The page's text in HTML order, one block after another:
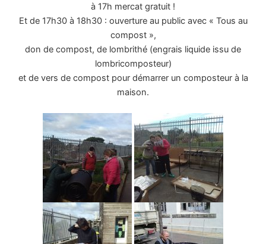
à 17h mercat gratuit !
Et de 17h30 à 18h30 : ouverture au public avec « Tous au
compost »,
don de compost, de lombrithé (engrais liquide issu de
lombricomposteur)
et de vers de compost pour démarrer un composteur à la
maison.